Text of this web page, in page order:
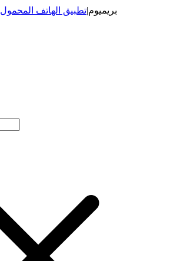
بريميوم|تطبيق الهاتف المحمول